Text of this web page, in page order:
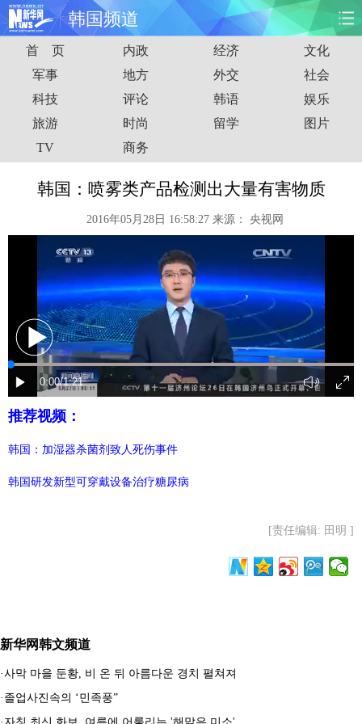
韩国频道
首页 时政 国际 财经
娱乐 体育 人事 教育
时尚 思客
港澳 台湾 华人 汽车
能源 房产
视频 彩票
旅游 健康 信息化 数据
金融 公益 军事 无人机
富媒体 摄影 新华广播
首 页 内政 经济
文化
军事
地方 外交
社会
科技
评论 韩语
娱乐
旅游
时尚 留学
图片
TV
商务
韩国：喷雾类产品检测出大量有害物质
2016年05月28日 16:58:27 来源： 央视网
推荐视频：
韩国：加湿器杀菌剂致人死伤事件
韩国研发新型可穿戴设备治疗糖尿病
[责任编辑: 田明 ]
新华网韩文频道
·사막 마을 둔황, 비 온 뒤 아름다운 경치 펼쳐져
· 졸업사진속의 ‘민족풍”